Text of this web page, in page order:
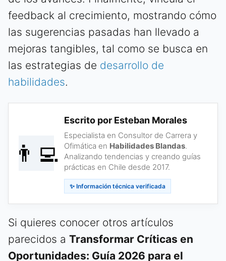
feedback al crecimiento, mostrando cómo
las sugerencias pasadas han llevado a
mejoras tangibles, tal como se busca en
las estrategias de desarrollo de
habilidades.
👨‍💻
Escrito por Esteban Morales
Especialista en Consultor de Carrera y
Ofimática en Habilidades Blandas.
Analizando tendencias y creando guías
prácticas en Chile desde 2017.
✨ Información técnica verificada
Si quieres conocer otros artículos
parecidos a Transformar Críticas en
Oportunidades: Guía 2026 para el